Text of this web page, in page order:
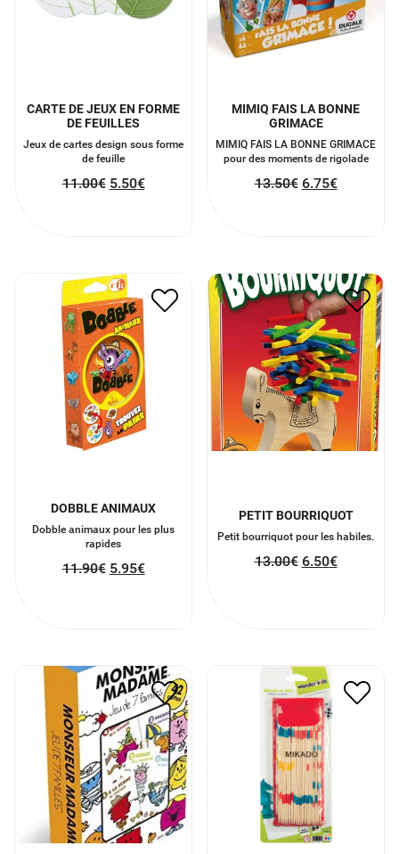
CARTE DE JEUX EN FORME
DE FEUILLES
Jeux de cartes design sous forme
de feuille
11.00€ 5.50€
MIMIQ FAIS LA BONNE
GRIMACE
MIMIQ FAIS LA BONNE GRIMACE
pour des moments de rigolade
13.50€ 6.75€
11.90€ 5.95
DOBBLE ANIMAUX
Dobble animaux pour les plus
rapides
11.90€ 5.95€
13.00€ 6.50€
PETIT BOURRIQUOT
Petit bourriquot pour les habiles.
13.00€ 6.50€
PRE12
7.00 € 3.50€
€ 2.40€